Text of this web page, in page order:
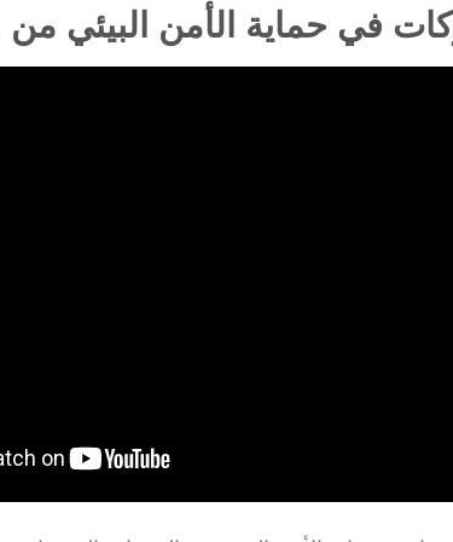
في حماية الأمن البيئي من